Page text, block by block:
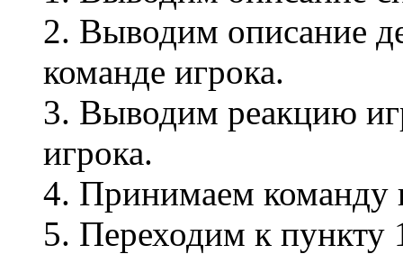
2. Выводим описание
команде игрока.
3. Выводим реакцию
игрока.
4. Принимаем команду
5. Переходим к пункту